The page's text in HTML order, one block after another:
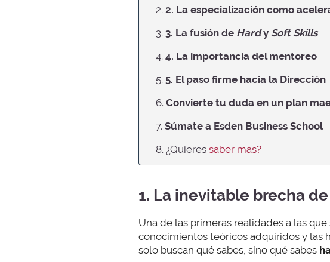
2. 2. La especialización como
3. 3. La fusión de Hardy Soft Skills
4. 4. La importancia del mentoreo
5. 5. El paso firme hacia la Dirección
6. Convierte tu duda en un plan
7. Súmate a Esden Business School
8. ¿Quieres saber más?
1. La inevitable brecha
Una de las primeras realidades a las
conocimientos teóricos adquiridos y las
solo buscan qué sabes, sino qué sabes